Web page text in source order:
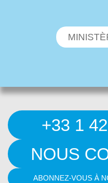
+33 1
NOUS
ABONNEZ-VOUS À